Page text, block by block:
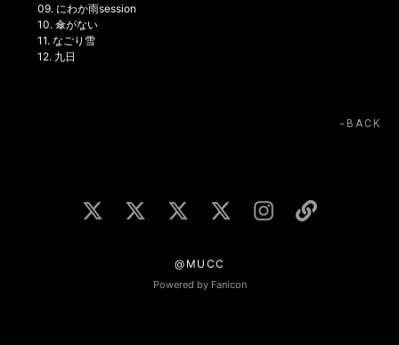
09. にわか雨session
10. 傘がない
11. なごり雪
12. 九日
BACK
@MUCC
Powered by Fanicon